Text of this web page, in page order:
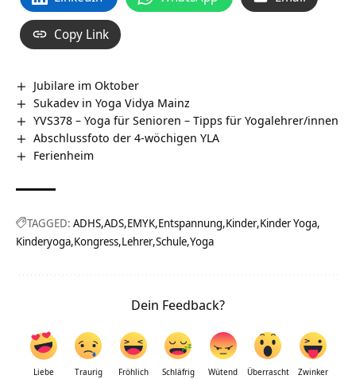
Copy Link
Jubilare im Oktober
Sukadev in Yoga Vidya Mainz
YVS378 – Yoga für Senioren – Tipps für Yogalehrer/innen
Abschlussfoto der 4-wöchigen YLA
Ferienheim
TAGGED: ADHS ADS EMYK Entspannung Kinder Kinder Yoga
Kinderyoga Kongress Lehrer Schule Yoga
Dein Feedback?
Liebe Traurig Fröhlich Schläfrig Wütend Überrascht Zwinker